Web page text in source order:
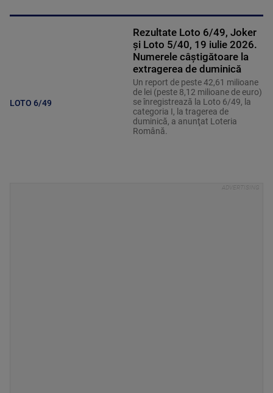
LOTO 6/49
Rezultate Loto 6/49, Joker
şi Loto 5/40, 19 iulie 2026.
Numerele câștigătoare la
extragerea de duminică
Un report de peste 42,61 milioane
de lei (peste 8,12 milioane de euro)
se înregistrează la Loto 6/49, la
categoria I, la tragerea de
duminică, a anunţat Loteria
Română.